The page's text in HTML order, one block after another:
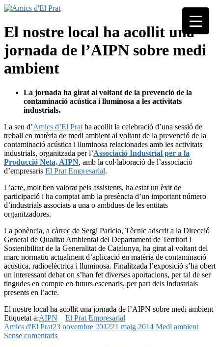
Skip
content
Amics
d'El
Prat
seixantenària
la finalitat de
fer poble des
de la unió de
El nostre local ha acollit una
jornada de l’AIPN sobre medi
ambient
La jornada ha girat al voltant de la prevenció de la
contaminació acústica i lluminosa a les activitats
industrials.
La seu d’Amics d’El Prat ha acollit la celebració d’una sessió de
treball en matèria de medi ambient al voltant de la prevenció de la
contaminació acústica i lluminosa relacionades amb les activitats
industrials, organitzada per l’Associació Industrial per a la
Producció Neta, AIPN, amb la col·laboració de l’associació
d’empresaris El Prat Empresarial.
L’acte, molt ben valorat pels assistents, ha estat un èxit de
participació i ha comptat amb la presència d’un important número
d’industrials associats a una o ambdues de les entitats
organitzadores.
La ponència, a càrrec de Sergi Paricio, Tècnic adscrit a la Direcció
General de Qualitat Ambiental del Departament de Territori i
Sostenibilitat de la Generalitat de Catalunya, ha girat al voltant del
marc normatiu actualment d’aplicació en matèria de contaminació
acústica, radioelèctrica i lluminosa. Finalitzada l’exposició s’ha obert
un interessant debat on s’han fet diverses aportacions, per tal de ser
tingudes en compte en futurs escenaris, per part dels industrials
presents en l’acte.
El nostre local ha acollit una jornada de l’AIPN sobre medi ambient
Etiquetat a:AIPN
El Prat Empresarial
Amics d'El Prat23 novembre 201221 maig 2014 Medi ambient
Sense comentaris